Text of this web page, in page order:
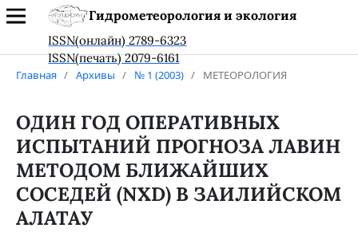
Гидрометеорология и экология
ISSN(онлайн) 2789-6323
ISSN(печать) 2079-6161
Главная / Архивы / № 1 (2003) / МЕТЕОРОЛОГИЯ
ОДИН ГОД ОПЕРАТИВНЫХ
ИСПЫТАНИЙ ПРОГНОЗА ЛАВИН
МЕТОДОМ БЛИЖАЙШИХ
СОСЕДЕЙ (NXD) В ЗАИЛИЙСКОМ
АЛАТАУ